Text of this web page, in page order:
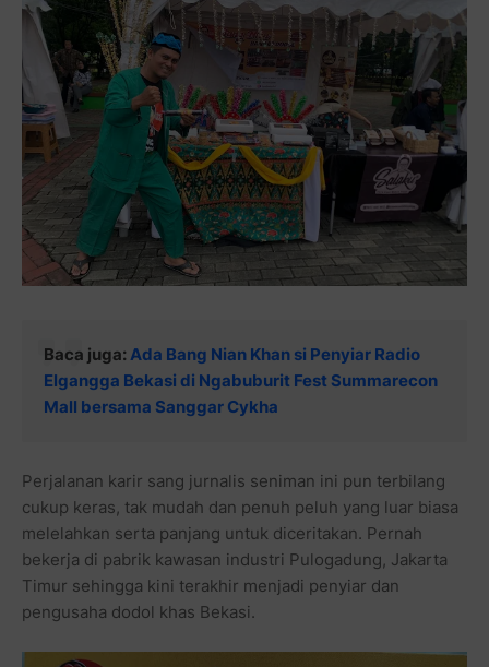
Baca juga: Ada Bang Nian Khan si Penyiar Radio
Elgangga Bekasi di Ngabuburit Fest Summarecon
Mall bersama Sanggar Cykha
Perjalanan karir sang jurnalis seniman ini pun terbilang
cukup keras, tak mudah dan penuh peluh yang luar biasa
melelahkan serta panjang untuk diceritakan. Pernah
bekerja di pabrik kawasan industri Pulogadung, Jakarta
Timur sehingga kini terakhir menjadi penyiar dan
pengusaha dodol khas Bekasi.